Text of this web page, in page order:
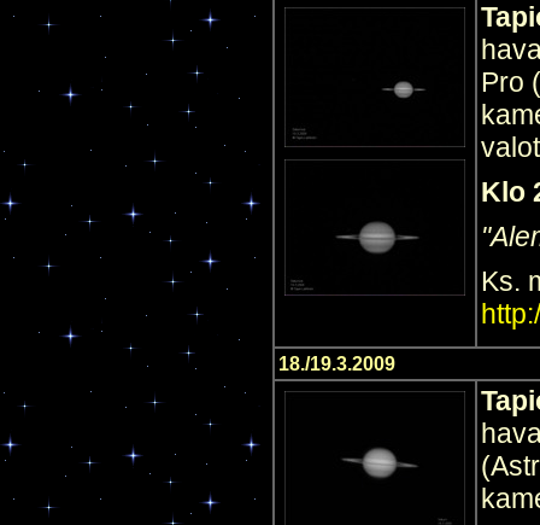
Pro
Klo
Ks.
18./19.3.2009